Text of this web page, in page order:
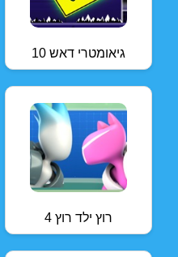
גיאומטרי דאש 10
רוץ ילד רוץ 4